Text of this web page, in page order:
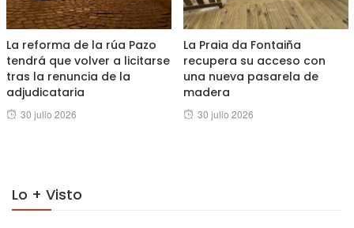
La reforma de la rúa Pazo
tendrá que volver a licitarse
tras la renuncia de la
adjudicataria
Posted
30 julio 2026
La Praia da Fontaiña
recupera su acceso con
una nueva pasarela de
madera
Posted
30 julio 2026
Lo + Visto